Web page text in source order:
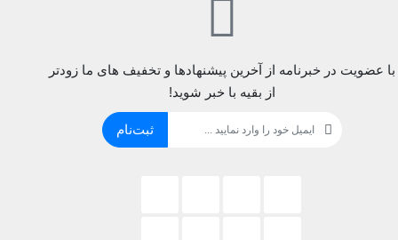
با عضویت در خبرنامه از آخرین پیشنهادها و تخفیف های ما زودتر
از بقیه با خبر شوید!
ثبت‌نام